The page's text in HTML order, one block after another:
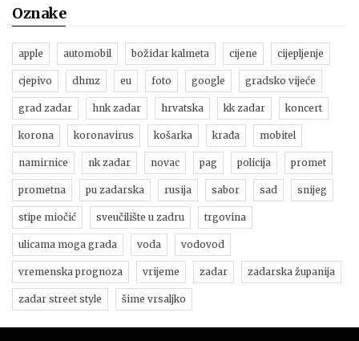
Oznake
apple automobil božidar kalmeta cijene cijepljenje
cjepivo dhmz eu foto google gradsko vijeće
grad zadar hnk zadar hrvatska kk zadar koncert
korona koronavirus košarka krađa mobitel
namirnice nk zadar novac pag policija promet
prometna pu zadarska rusija sabor sad snijeg
stipe miočić sveučilište u zadru trgovina
ulicama moga grada voda vodovod
vremenska prognoza vrijeme zadar zadarska županija
zadar street style šime vrsaljko